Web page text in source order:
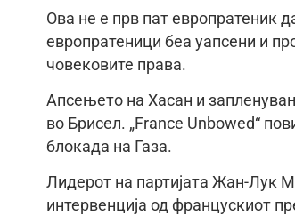
Ова не е прв пат европратеник
европратеници беа уапсени и
човековите права.
Апсењето на Хасан и
во Брисел. „France Unbowed“
блокада на Газа.
Лидерот на партијата Жан-Лук
интервенција од францускиот